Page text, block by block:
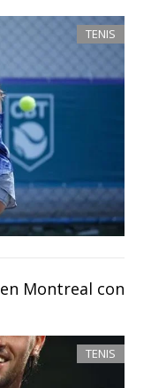
TENIS
Montreal con
TENIS